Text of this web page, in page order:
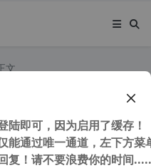
文
ThinApp 制作
陆即可，因为启用了缓存！
能通过唯一通道，左下方菜
复！请不要浪费你的时间